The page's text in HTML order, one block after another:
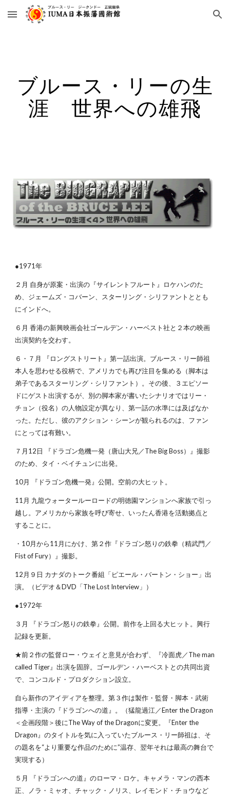
Skip to main content Skip to navigation
ブルース・リーの生
涯 世界への雄飛
●1971年
２月 自身が原案・出演の『サイレントフルート』ロケハンのた
め、ジェームズ・コバーン、スターリング・シリファントととも
にインドへ。
６月 香港の新興映画会社ゴールデン・ハーベスト社と２本の映画
出演契約を交わす。
６・７月 『ロングストリート』第一話出演。ブルース・リー師祖
本人を思わせる役柄で、アメリカでも再び注目を集める（脚本は
弟子であるスターリング・シリファント）。その後、３エピソー
ドにゲスト出演するが、別の脚本家が書いたシナリオではリー・
チョン（役名）の人物設定が異なり、第一話の水準には及ばなか
った。ただし、彼のアクション・シーンが観られるのは、ファン
にとっては有難い。
７月12日 『ドラゴン危機一発（唐山大兄／The Big Boss）』撮影
のため、タイ・ベイチュンに出発。
10月 『ドラゴン危機一発』公開。空前の大ヒット。
11月 九龍ウォータールーロードの明徳園マンションへ家族で引っ
越し。アメリカから家族を呼び寄せ、いったん香港を活動拠点と
することに。
・10月から11月にかけ、第２作『ドラゴン怒りの鉄拳（精武門／
Fist of Fury）』撮影。
12月９日 カナダのトーク番組「ピエール・バートン・ショー」出
演。（ビデオ＆DVD「The Lost Interview」）
●1972年
３月 『ドラゴン怒りの鉄拳』公開。前作を上回る大ヒット。興行
記録を更新。
★前２作の監督ロー・ウェイと意見が合わず、『冷面虎／The man
called Tiger』出演を固辞。ゴールデン・ハーベストとの共同出資
で、コンコルド・プロダクション設立。
自ら新作のアイディアを整理。第３作は製作・監督・脚本・武術
指導・主演の『ドラゴンへの道』。（猛龍過江／Enter the Dragon
＜企画段階＞後にThe Way of the Dragonに変更。『Enter the
Dragon』のタイトルを気に入っていたブルース・リー師祖は、そ
の題名を“より重要な作品のために”温存、翌年それは最高の舞台で
実現する）
５月 『ドラゴンへの道』のローマ・ロケ。キャメラ・マンの西本
正、ノラ・ミャオ、チャック・ノリス、レイモンド・チョウなど